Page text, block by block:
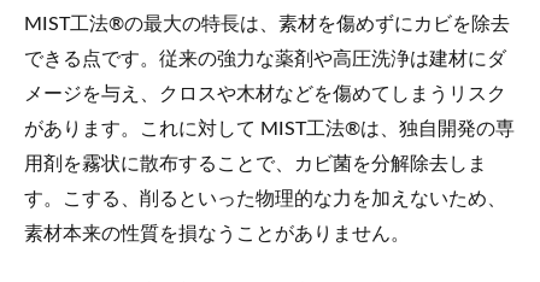
MIST工法®の最大の特長は、素材を傷めずにカビを除去
できる点です。従来の強力な薬剤や高圧洗浄は建材にダ
メージを与え、クロスや木材などを傷めてしまうリスク
があります。これに対して MIST工法®は、独自開発の専
用剤を霧状に散布することで、カビ菌を分解除去しま
す。こする、削るといった物理的な力を加えないため、
素材本来の性質を損なうことがありません。